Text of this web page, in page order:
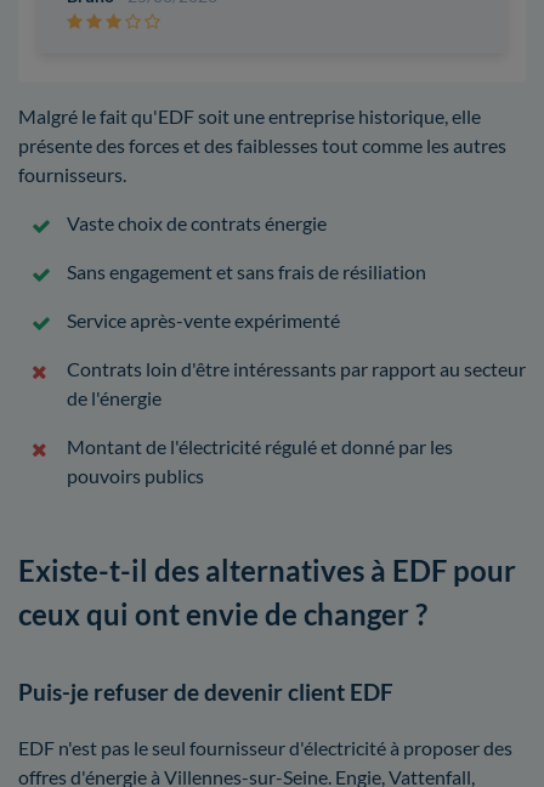
Malgré le fait qu'EDF soit une entreprise historique, elle
présente des forces et des faiblesses tout comme les autres
fournisseurs.
Vaste choix de contrats énergie
Sans engagement et sans frais de résiliation
Service après-vente expérimenté
Contrats loin d'être intéressants par rapport au secteur
de l'énergie
Montant de l'électricité régulé et donné par les
pouvoirs publics
Existe-t-il des alternatives à EDF pour
ceux qui ont envie de changer ?
Puis-je refuser de devenir client EDF
EDF n'est pas le seul fournisseur d'électricité à proposer des
offres d'énergie à Villennes-sur-Seine. Engie, Vattenfall,